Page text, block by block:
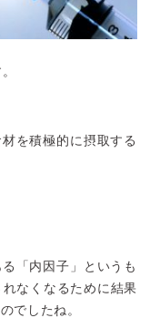
を積極的に摂取する
「内因子」というも
なくなるために結果
でしたね。